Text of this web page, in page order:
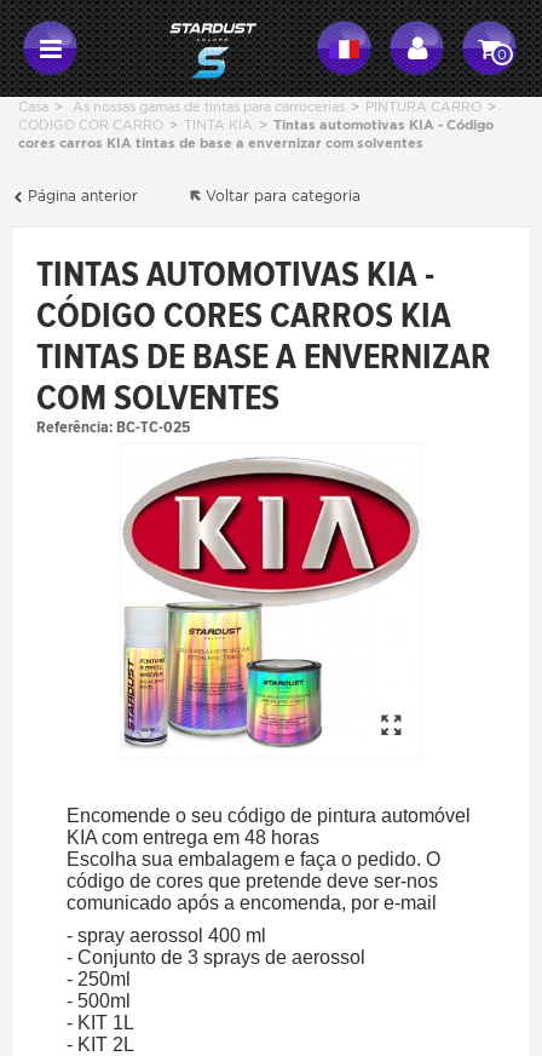
0
Casa > As nossas gamas de tintas para carrocerias > PINTURA CARRO >
CODIGO COR CARRO > TINTA KIA > Tintas automotivas KIA - Código
cores carros KIA tintas de base a envernizar com solventes
Página anterior Voltar para categoria
TINTAS AUTOMOTIVAS KIA -
CÓDIGO CORES CARROS KIA
TINTAS DE BASE A ENVERNIZAR
COM SOLVENTES
Referência:BC-TC-025
Encomende o seu código de pintura automóvel
KIA com entrega em 48 horas
Escolha sua embalagem e faça o pedido. O
código de cores que pretende deve ser-nos
comunicado após a encomenda, por e-mail
- spray aerossol 400 ml
- Conjunto de 3 sprays de aerossol
- 250ml
- 500ml
- KIT 1L
- KIT 2L